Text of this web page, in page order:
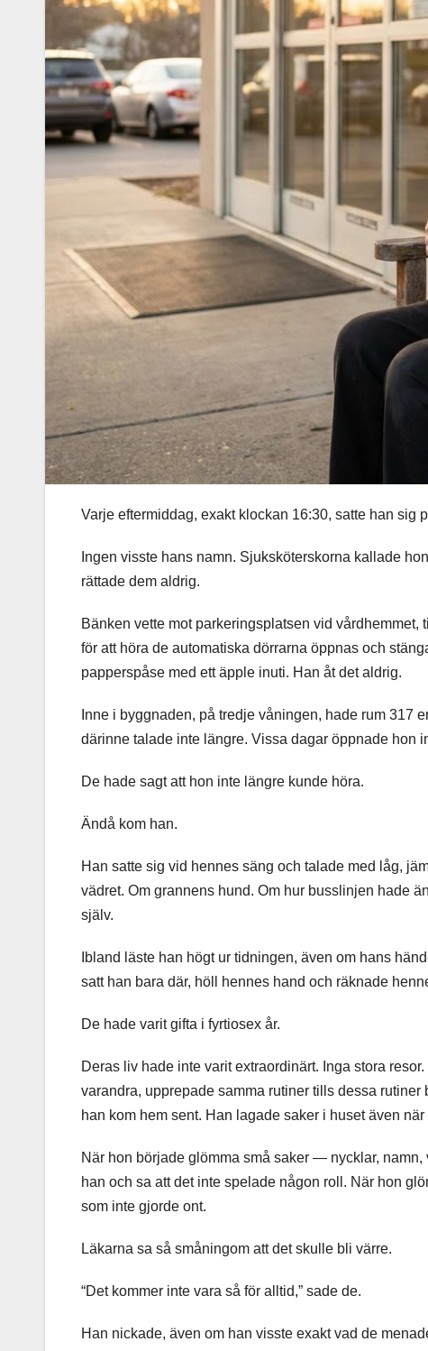
Varje eftermiddag, exakt klockan 16:30, satte han sig
Ingen visste hans namn. Sjuksköterskorna kallade
rättade dem aldrig.
Bänken vette mot parkeringsplatsen vid
för att höra de automatiska dörrarna öppnas och
papperspåse med ett äpple inuti. Han åt det aldrig.
Inne i byggnaden, på tredje våningen, hade rum 317
därinne talade inte längre. Vissa dagar öppnade hon
De hade sagt att hon inte längre kunde höra.
Ändå kom han.
Han satte sig vid hennes säng och talade med låg,
vädret. Om grannens hund. Om hur busslinjen hade
själv.
Ibland läste han högt ur tidningen, även om hans
satt han bara där, höll hennes hand och räknade
De hade varit gifta i fyrtiosex år.
Deras liv hade inte varit extraordinärt. Inga stora
varandra, upprepade samma rutiner tills dessa
han kom hem sent. Han lagade saker i huset även
När hon började glömma små saker — nycklar,
han och sa att det inte spelade någon roll. När hon
som inte gjorde ont.
Läkarna sa så småningom att det skulle bli värre.
“Det kommer inte vara så för alltid,” sade de.
Han nickade, även om han visste exakt vad de